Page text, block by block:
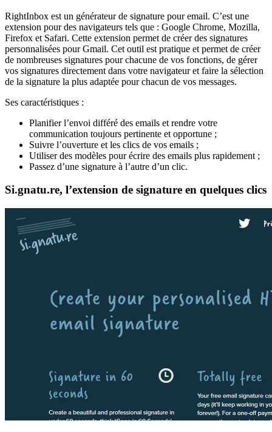
RightInbox est un générateur de signature pour email. C’est une
extension pour des navigateurs tels que : Google Chrome, Mozilla,
Firefox et Safari. Cette extension permet de créer des signatures
personnalisées pour Gmail. Cet outil est pratique et permet de créer
de nombreuses signatures pour chacune de vos fonctions, de gérer
vos signatures directement dans votre navigateur et faire la sélection
de la signature la plus adaptée pour chacun de vos messages.
Ses caractéristiques :
Planifier l’envoi différé des emails et rendre votre
communication toujours pertinente et opportune ;
Suivre l’ouverture et les clics de vos emails ;
Utiliser des modèles pour écrire des emails plus rapidement ;
Passez d’une signature à l’autre d’un clic.
Si.gnatu.re, l’extension de signature en quelques clics